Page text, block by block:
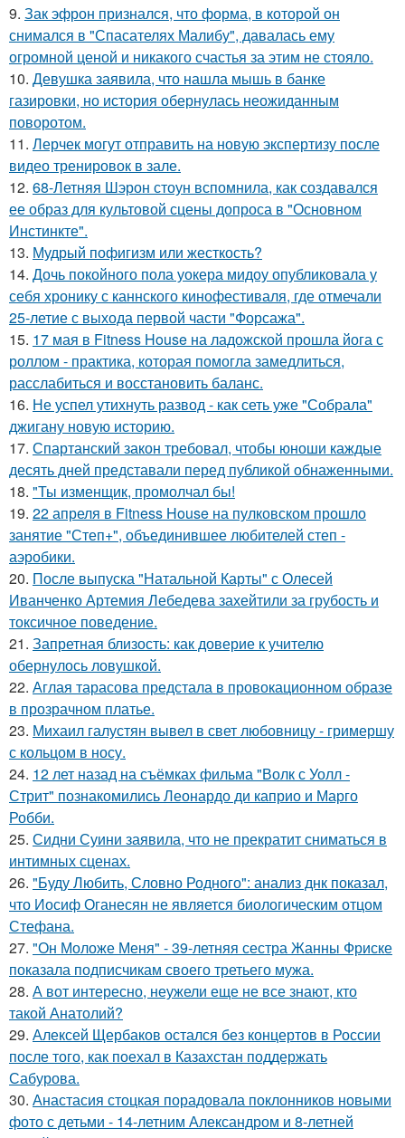
9. Зак эфрон признался, что форма, в которой он
снимался в "Спасателях Малибу", давалась ему
огромной ценой и никакого счастья за этим не стояло.
10. Девушка заявила, что нашла мышь в банке
газировки, но история обернулась неожиданным
поворотом.
11. Лерчек могут отправить на новую экспертизу после
видео тренировок в зале.
12. 68-Летняя Шэрон стоун вспомнила, как создавался
ее образ для культовой сцены допроса в "Основном
Инстинкте".
13. Мудрый пофигизм или жесткость?
14. Дочь покойного пола уокера мидоу опубликовала у
себя хронику с каннского кинофестиваля, где отмечали
25-летие с выхода первой части "Форсажа".
15. 17 мая в Fitness House на ладожской прошла йога с
роллом - практика, которая помогла замедлиться,
расслабиться и восстановить баланс.
16. Не успел утихнуть развод - как сеть уже "Собрала"
джигану новую историю.
17. Спартанский закон требовал, чтобы юноши каждые
десять дней представали перед публикой обнаженными.
18. "Ты изменщик, промолчал бы!
19. 22 апреля в Fitness House на пулковском прошло
занятие "Степ+", объединившее любителей степ -
аэробики.
20. После выпуска "Натальной Карты" с Олесей
Иванченко Артемия Лебедева захейтили за грубость и
токсичное поведение.
21. Запретная близость: как доверие к учителю
обернулось ловушкой.
22. Аглая тарасова предстала в провокационном образе
в прозрачном платье.
23. Михаил галустян вывел в свет любовницу - гримершу
с кольцом в носу.
24. 12 лет назад на съёмках фильма "Волк с Уолл -
Стрит" познакомились Леонардо ди каприо и Марго
Робби.
25. Сидни Суини заявила, что не прекратит сниматься в
интимных сценах.
26. "Буду Любить, Словно Родного": анализ днк показал,
что Иосиф Оганесян не является биологическим отцом
Стефана.
27. "Он Моложе Меня" - 39-летняя сестра Жанны Фриске
показала подписчикам своего третьего мужа.
28. А вот интересно, неужели еще не все знают, кто
такой Анатолий?
29. Алексей Щербаков остался без концертов в России
после того, как поехал в Казахстан поддержать
Сабурова.
30. Анастасия стоцкая порадовала поклонников новыми
фото с детьми - 14-летним Александром и 8-летней